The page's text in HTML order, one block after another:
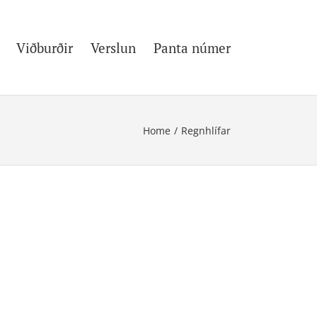
Viðburðir Verslun Panta númer
Home / Regnhlífar